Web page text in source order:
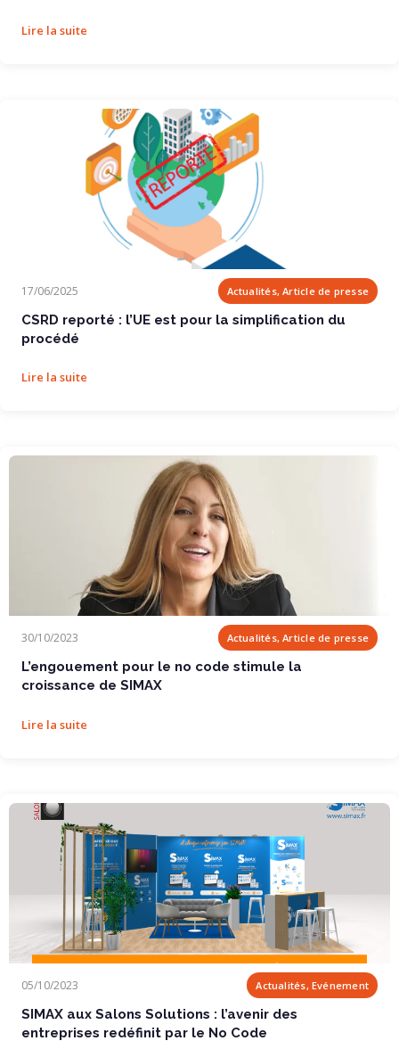
Lire la suite
CSRD reporté : l’UE est pour la simplification...
17/06/2025 Actualités, Article de presse
CSRD reporté : l’UE est pour la simplification du
procédé
Lire la suite
L’engouement pour le no code stimule la...
30/10/2023 Actualités, Article de presse
L’engouement pour le no code stimule la
croissance de SIMAX
Lire la suite
05/10/2023 Actualités, Evénement
SIMAX aux Salons Solutions : l’avenir des
entreprises redéfinit par le No Code